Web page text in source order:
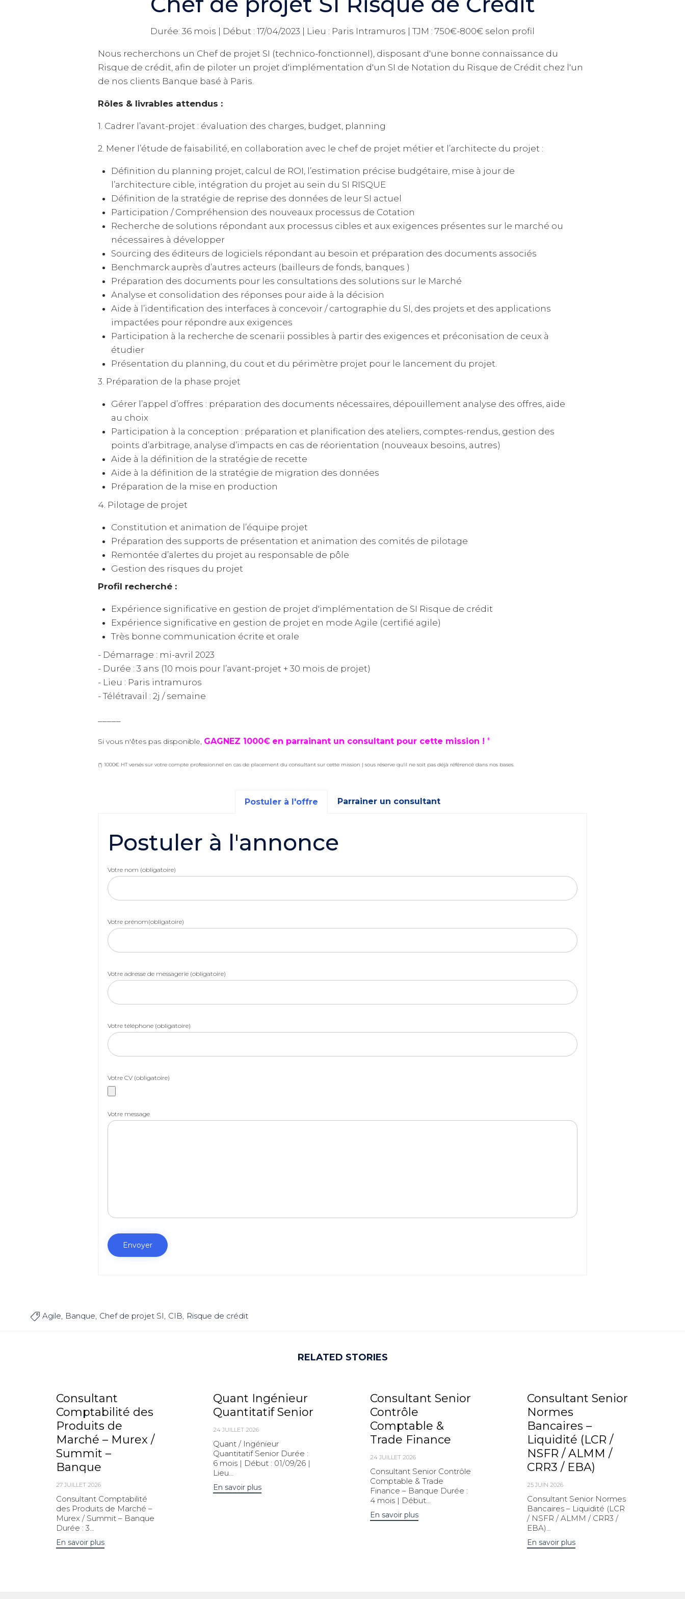
Durée: 36 mois | Début : 17/04/2023 | Lieu : Paris Intramuros | TJM : 750€-800€ selon profil
Nous recherchons un Chef de projet SI (technico-fonctionnel), disposant d'une bonne connaissance du
Risque de crédit, afin de piloter un projet d'implémentation d'un SI de Notation du Risque de Crédit chez l'un
de nos clients Banque basé à Paris.
Rôles & livrables attendus :
1. Cadrer l’avant-projet : évaluation des charges, budget, planning
2. Mener l’étude de faisabilité, en collaboration avec le chef de projet métier et l’architecte du projet :
Définition du planning projet, calcul de ROI, l’estimation précise budgétaire, mise à jour de
l’architecture cible, intégration du projet au sein du SI RISQUE
Définition de la stratégie de reprise des données de leur SI actuel
Participation / Compréhension des nouveaux processus de Cotation
Recherche de solutions répondant aux processus cibles et aux exigences présentes sur le marché ou
nécessaires à développer
Sourcing des éditeurs de logiciels répondant au besoin et préparation des documents associés
Benchmarck auprès d’autres acteurs (bailleurs de fonds, banques )
Préparation des documents pour les consultations des solutions sur le Marché
Analyse et consolidation des réponses pour aide à la décision
Aide à l’identification des interfaces à concevoir / cartographie du SI, des projets et des applications
impactées pour répondre aux exigences
Participation à la recherche de scenarii possibles à partir des exigences et préconisation de ceux à
étudier
Présentation du planning, du cout et du périmètre projet pour le lancement du projet.
3. Préparation de la phase projet
Gérer l’appel d’offres : préparation des documents nécessaires, dépouillement analyse des offres, aide
au choix
Participation à la conception : préparation et planification des ateliers, comptes-rendus, gestion des
points d’arbitrage, analyse d’impacts en cas de réorientation (nouveaux besoins, autres)
Aide à la définition de la stratégie de recette
Aide à la définition de la stratégie de migration des données
Préparation de la mise en production
4. Pilotage de projet
Constitution et animation de l’équipe projet
Préparation des supports de présentation et animation des comités de pilotage
Remontée d’alertes du projet au responsable de pôle
Gestion des risques du projet
Profil recherché :
Expérience significative en gestion de projet d'implémentation de SI Risque de crédit
Expérience significative en gestion de projet en mode Agile (certifié agile)
Très bonne communication écrite et orale
- Démarrage : mi-avril 2023
- Durée : 3 ans (10 mois pour l’avant-projet + 30 mois de projet)
- Lieu : Paris intramuros
- Télétravail : 2j / semaine
Si vous n'êtes pas disponible, GAGNEZ 1000€ en parrainant un consultant pour cette mission ! *
(*) 1000€ HT versés sur votre compte professionnel en cas de placement du consultant sur cette mission | sous réserve qu'il ne soit pas déjà référencé dans nos bases.
Postuler à l'offre Parrainer un consultant
Postuler à l'annonce
Votre nom (obligatoire)
Votre prénom(obligatoire)
Votre adresse de messagerie (obligatoire)
Votre téléphone (obligatoire)
Votre CV (obligatoire)
Votre message
 Agile Banque Chef de projet SI CIB Risque de crédit
RELATED STORIES
Consultant
Comptabilité des
Produits de
Marché – Murex /
Summit –
Banque
27 JUILLET 2026
Consultant Comptabilité
des Produits de Marché –
Murex / Summit – Banque
Durée : 3...
En savoir plus
Quant Ingénieur
Quantitatif Senior
24 JUILLET 2026
Quant / Ingénieur
Quantitatif Senior Durée :
6 mois | Début : 01/09/26 |
Lieu...
En savoir plus
Consultant Senior
Contrôle
Comptable &
Trade Finance
24 JUILLET 2026
Consultant Senior Contrôle
Comptable & Trade
Finance – Banque Durée :
4 mois | Début...
En savoir plus
Consultant Senior
Normes
Bancaires –
Liquidité (LCR /
NSFR / ALMM /
CRR3 / EBA)
25 JUIN 2026
Consultant Senior Normes
Bancaires – Liquidité (LCR
/ NSFR / ALMM / CRR3 /
EBA)...
En savoir plus